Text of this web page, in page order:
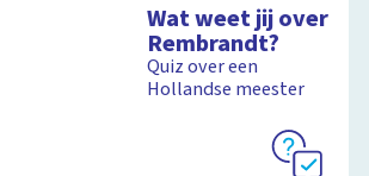
Wat weet jij over
Rembrandt?
Quiz over een
Hollandse meester